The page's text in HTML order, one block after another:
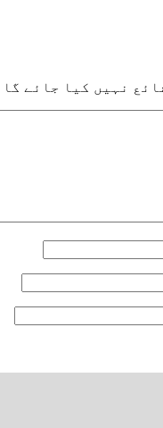
نہیں کیا جائے گا۔